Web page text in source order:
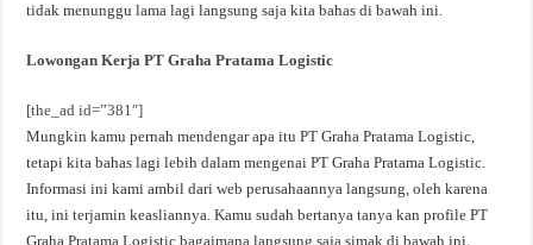
tidak menunggu lama lagi langsung saja kita bahas di bawah ini.
Lowongan Kerja PT Graha Pratama Logistic
[the_ad id=”381″]
Mungkin kamu pernah mendengar apa itu PT Graha Pratama Logistic,
tetapi kita bahas lagi lebih dalam mengenai PT Graha Pratama Logistic.
Informasi ini kami ambil dari web perusahaannya langsung, oleh karena
itu, ini terjamin keasliannya. Kamu sudah bertanya tanya kan profile PT
Graha Pratama Logistic bagaimana langsung saja simak di bawah ini.